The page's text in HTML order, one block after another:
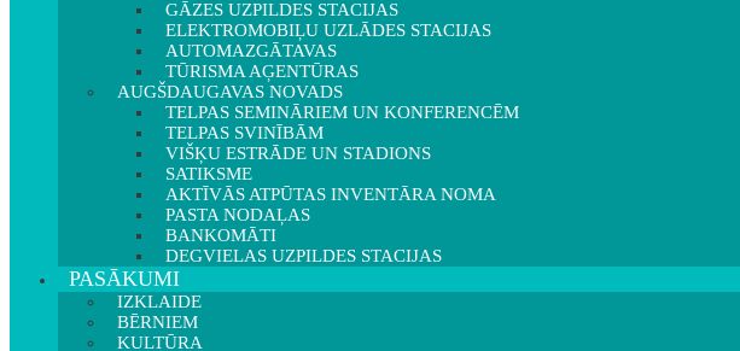
GĀZES UZPILDES STACIJAS
ELEKTROMOBIĻU UZLĀDES STACIJAS
AUTOMAZGĀTAVAS
TŪRISMA AĢENTŪRAS
AUGŠDAUGAVAS NOVADS
TELPAS SEMINĀRIEM UN KONFERENCĒM
TELPAS SVINĪBĀM
VIŠĶU ESTRĀDE UN STADIONS
SATIKSME
AKTĪVĀS ATPŪTAS INVENTĀRA NOMA
PASTA NODAĻAS
BANKOMĀTI
DEGVIELAS UZPILDES STACIJAS
PASĀKUMI
IZKLAIDE
BĒRNIEM
KULTŪRA